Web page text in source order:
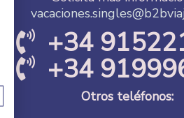
+34
+34
Otros teléfonos: